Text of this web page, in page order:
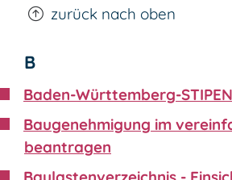
zurück nach oben
B
Baden-Württemberg-
Baugenehmigung im
beantragen